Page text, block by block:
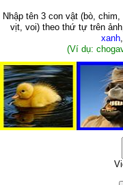
Nhập tên 3 con vật (bò, chim,
vịt, voi)theo thứ tự trên
xanh
(Ví dụ: